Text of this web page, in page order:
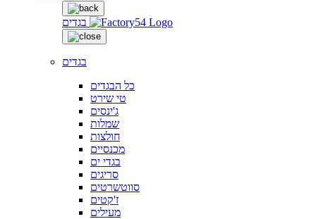
בגדים
בגדים
כל הבגדים
טי שירט
ג'ינסים
שמלות
חולצות
מכנסיים
בגדי ים
סריגים
סווטשרטים
ז'קטים
מעילים